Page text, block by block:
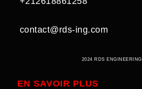
contact@rds-ing.com
2024 RDS ENGINEERING
EN SAVOIR PLUS